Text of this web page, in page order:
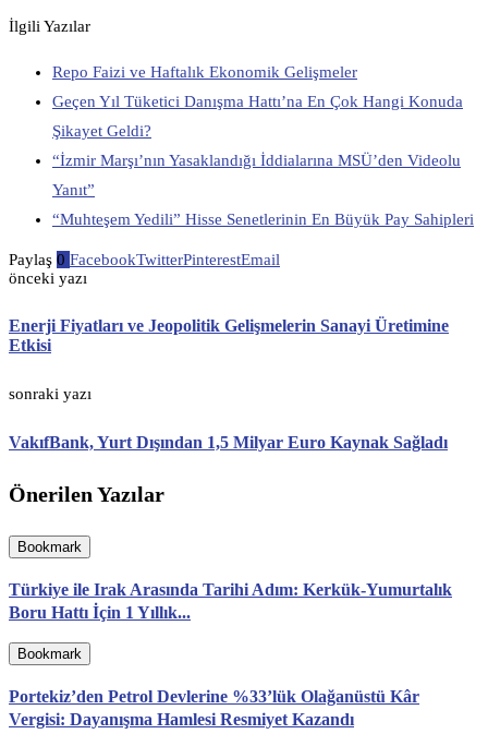
İlgili Yazılar
Repo Faizi ve Haftalık Ekonomik Gelişmeler
Geçen Yıl Tüketici Danışma Hattı’na En Çok Hangi Konuda
Şikayet Geldi?
“İzmir Marşı’nın Yasaklandığı İddialarına MSÜ’den Videolu
Yanıt”
“Muhteşem Yedili” Hisse Senetlerinin En Büyük Pay Sahipleri
Paylaş 0 FacebookTwitterPinterestEmail
önceki yazı
Enerji Fiyatları ve Jeopolitik Gelişmelerin Sanayi Üretimine
Etkisi
sonraki yazı
VakıfBank, Yurt Dışından 1,5 Milyar Euro Kaynak Sağladı
Önerilen Yazılar
Bookmark
Türkiye ile Irak Arasında Tarihi Adım: Kerkük-Yumurtalık
Boru Hattı İçin 1 Yıllık...
Bookmark
Portekiz’den Petrol Devlerine %33’lük Olağanüstü Kâr
Vergisi: Dayanışma Hamlesi Resmiyet Kazandı